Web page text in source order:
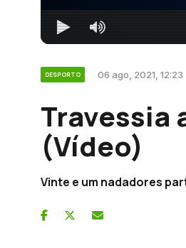
DESPORTO 06 ago, 2021, 12:23
Travessia
(Vídeo)
Vinte e um nadadores